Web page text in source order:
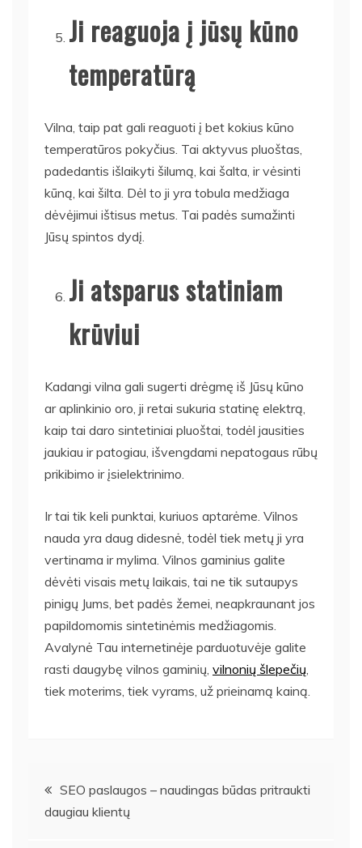
Ji reaguoja į jūsų kūno
temperatūrą
Vilna, taip pat gali reaguoti į bet kokius kūno
temperatūros pokyčius. Tai aktyvus pluoštas,
padedantis išlaikyti šilumą, kai šalta, ir vėsinti
kūną, kai šilta. Dėl to ji yra tobula medžiaga
dėvėjimui ištisus metus. Tai padės sumažinti
Jūsų spintos dydį.
Ji atsparus statiniam
krūviui
Kadangi vilna gali sugerti drėgmę iš Jūsų kūno
ar aplinkinio oro, ji retai sukuria statinę elektrą,
kaip tai daro sintetiniai pluoštai, todėl jausities
jaukiau ir patogiau, išvengdami nepatogaus rūbų
prikibimo ir įsielektrinimo.
Ir tai tik keli punktai, kuriuos aptarėme. Vilnos
nauda yra daug didesnė, todėl tiek metų ji yra
vertinama ir mylima. Vilnos gaminius galite
dėvėti visais metų laikais, tai ne tik sutaupys
pinigų Jums, bet padės žemei, neapkraunant jos
papildomomis sintetinėmis medžiagomis.
Avalynė Tau internetinėje parduotuvėje galite
rasti daugybę vilnos gaminių, vilnonių šlepečių,
tiek moterims, tiek vyrams, už prieinamą kainą.
Navigacija
tarp
SEO paslaugos – naudingas būdas pritraukti
daugiau klientų